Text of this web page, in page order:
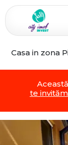
Casa in zona
te